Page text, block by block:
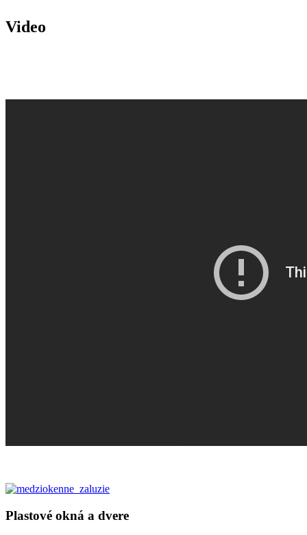
Video
Plastové okná a dvere